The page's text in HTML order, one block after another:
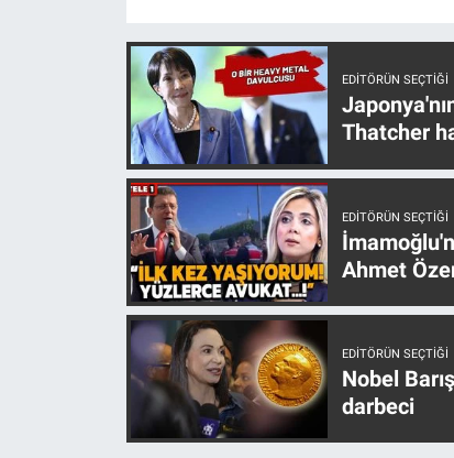
EDITÖRÜN SEÇTIĞI
Thatcher
EDITÖRÜN SEÇTIĞI
Ahmet
EDITÖRÜN SEÇTIĞI
Nobel
darbeci